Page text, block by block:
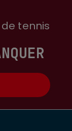
tennis